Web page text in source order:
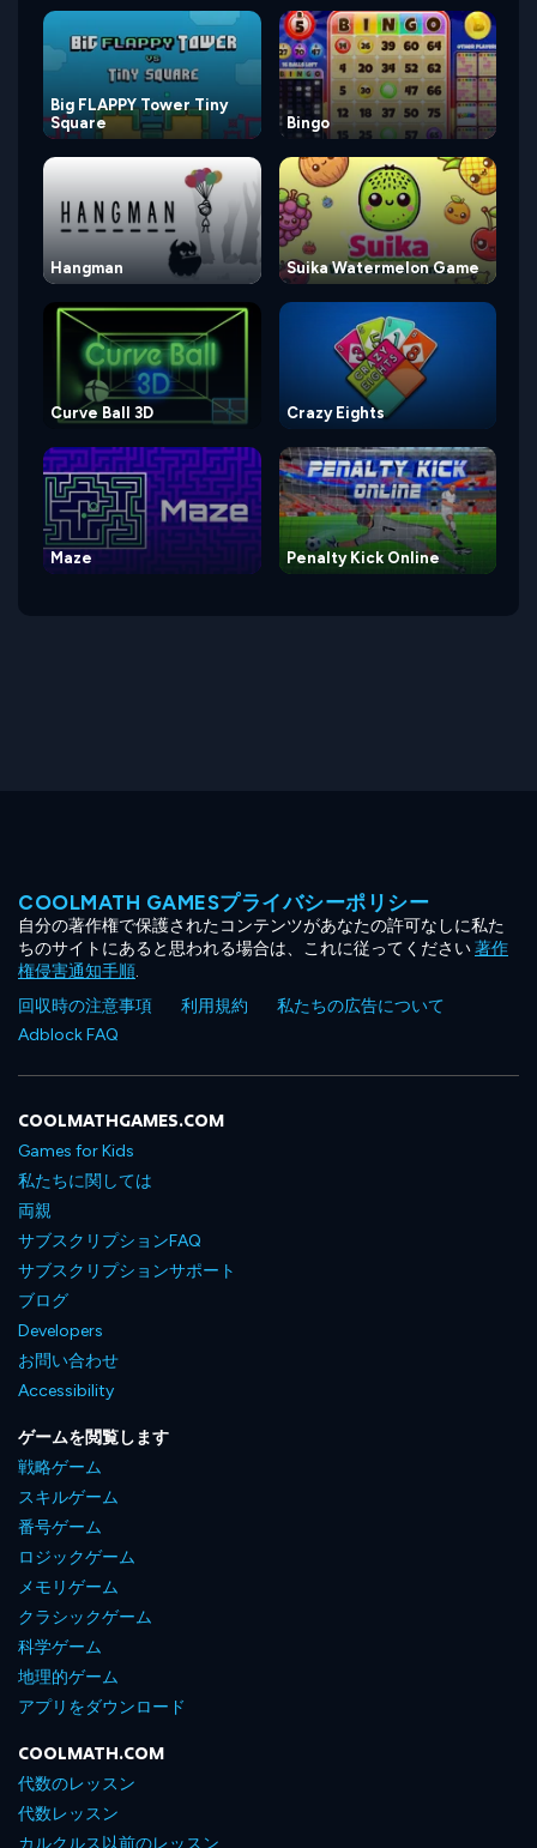
Big FLAPPY Tower Tiny
Square
Bingo
Hangman Suika Watermelon Game
Curve Ball 3D Crazy Eights
Maze Penalty Kick Online
COOLMATH GAMESプライバシーポリシー
自分の著作権で保護されたコンテンツがあなたの許可なしに私た
ちのサイトにあると思われる場合は、これに従ってください著作
権侵害通知手順.
回収時の注意事項
利用規約
私たちの広告について
Adblock FAQ
COOLMATHGAMES.COM
Games for Kids
私たちに関しては
両親
サブスクリプションFAQ
サブスクリプションサポート
ブログ
Developers
お問い合わせ
Accessibility
ゲームを閲覧します
戦略ゲーム
スキルゲーム
番号ゲーム
ロジックゲーム
メモリゲーム
クラシックゲーム
科学ゲーム
地理的ゲーム
アプリをダウンロード
COOLMATH.COM
代数のレッスン
代数レッスン